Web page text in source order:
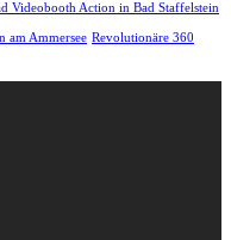
Videobooth Action in Bad Staffelstein
am Ammersee Revolutionäre 360